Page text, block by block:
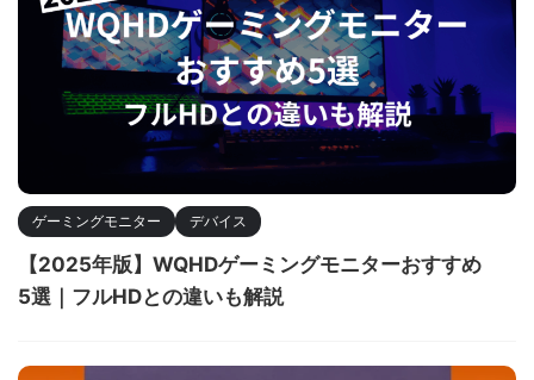
ゲーミングモニター デバイス
【2025年版】WQHDゲーミングモニターおすすめ
5選｜フルHDとの違いも解説